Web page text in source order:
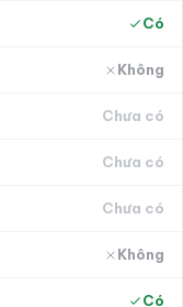
Có
Không
Chưa có
Chưa có
Chưa có
Không
Có